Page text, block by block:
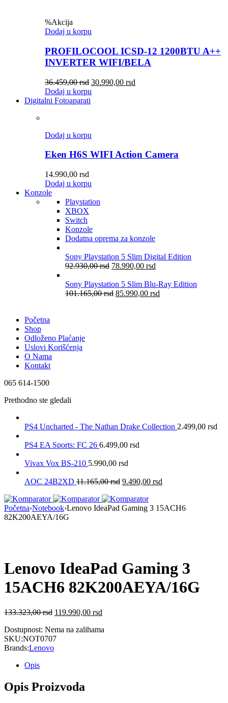
%Akcija
Dodaj u korpu
PROFILOCOOL ICSD-12 1200BTU A++
INVERTER WIFI/BELA
36.459,00rsd 30.990,00 rsd
Dodaj u korpu
Digitalni Fotoaparati
Dodaj u korpu
Eken H6S WIFI Action Camera
14.990,00 rsd
Dodaj u korpu
Konzole
Playstation
XBOX
Switch
Konzole
Dodatna oprema za konzole
Sony Playstation 5 Slim Digital Edition
92.930,00rsd 78.990,00 rsd
Sony Playstation 5 Slim Blu-Ray Edition
101.165,00rsd 85.990,00 rsd
Početna
Shop
Odloženo Plaćanje
Uslovi Korišćenja
O Nama
Kontakt
065 614-1500
Prethodno ste gledali
PS4 Uncharted - The Nathan Drake Collection 2.499,00 rsd
PS4 EA Sports: FC 26 6.499,00 rsd
Vivax Vox BS-210 5.990,00 rsd
AOC 24B2XD 11.165,00rsd 9.490,00 rsd
Početna›Notebook›Lenovo IdeaPad Gaming 3 15ACH6
82K200AEYA/16G
Lenovo IdeaPad Gaming 3
15ACH6 82K200AEYA/16G
133.323,00rsd 119.990,00 rsd
Dostupnost: Nema na zalihama
SKU:NOT0707
Brands:Lenovo
Opis
Opis Proizvoda